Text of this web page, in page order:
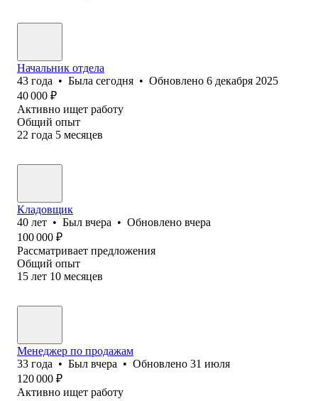
Начальник отдела
43 года • Была сегодня • Обновлено 6 декабря 2025
40 000 ₽
Активно ищет работу
Общий опыт
22 года 5 месяцев
Кладовщик
40 лет • Был вчера • Обновлено вчера
100 000 ₽
Рассматривает предложения
Общий опыт
15 лет 10 месяцев
Менеджер по продажам
33 года • Был вчера • Обновлено 31 июля
120 000 ₽
Активно ищет работу